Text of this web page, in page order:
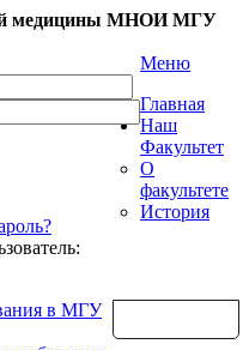
медицины МНОИ МГУ
Меню
Главная
Наш
Факультет
О
факультете
История
в МГУ